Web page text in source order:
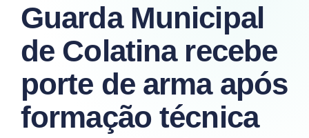
Guarda Municipal
de Colatina recebe
porte de arma após
formação técnica